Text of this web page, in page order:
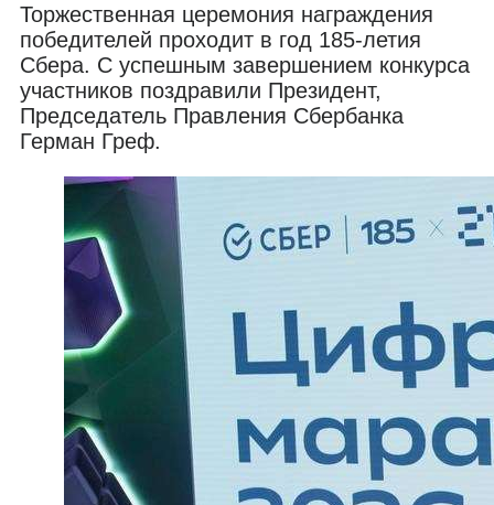
Торжественная церемония награждения
победителей проходит в год 185-летия
Сбера. С успешным завершением конкурса
участников поздравили Президент,
Председатель Правления Сбербанка
Герман Греф.